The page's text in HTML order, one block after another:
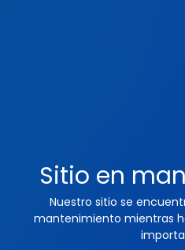
Sitio en
Nuestro sitio se
mantenimiento mientras